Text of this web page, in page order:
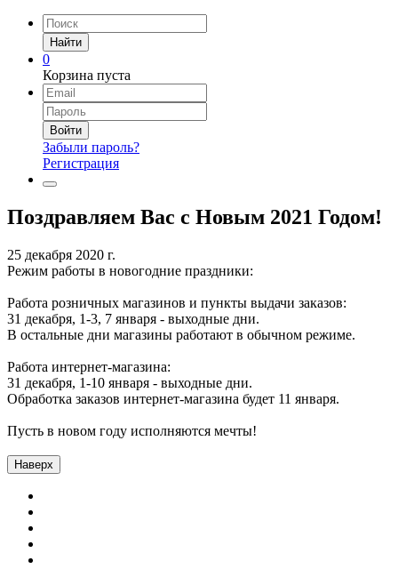
Найти
0
Корзина пуста
Войти
Забыли пароль?
Регистрация
Поздравляем Вас с Новым 2021 Годом!
25 декабря 2020 г.
Режим работы в новогодние праздники:
Работа розничных магазинов и пункты выдачи заказов:
31 декабря, 1-3, 7 января - выходные дни.
В остальные дни магазины работают в обычном режиме.
Работа интернет-магазина:
31 декабря, 1-10 января - выходные дни.
Обработка заказов интернет-магазина будет 11 января.
Пусть в новом году исполняются мечты!
Наверх